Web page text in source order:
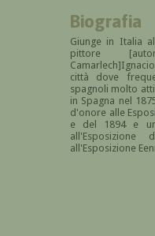
Biografia
Giunge in Italia
pittore
Camarlech
città dove
spagnoli molto
in Spagna nel
d'onore alle
e del 1894 e
all'Esposizione